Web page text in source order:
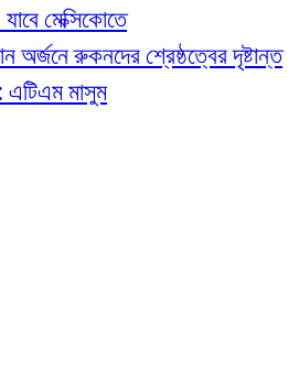
যাবে মেক্সিকোতে
অর্জনে রুকনদের শ্রেষ্ঠত্বের দৃষ্টান্ত
এটিএম মাসুম